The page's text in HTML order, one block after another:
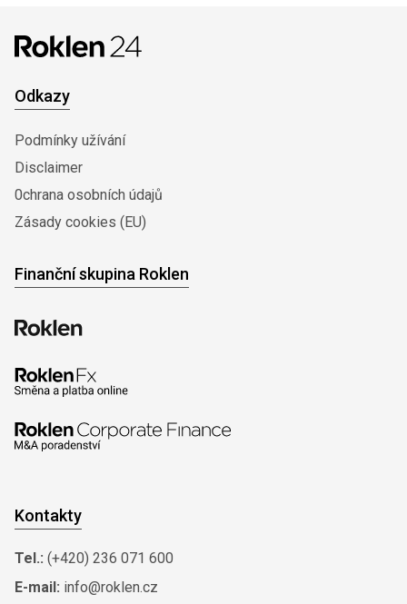
Odkazy
Podmínky užívání
Disclaimer
0chrana osobních údajů
Zásady cookies (EU)
Finanční skupina Roklen
Kontakty
Tel.: (+420) 236 071 600
E-mail: info@roklen.cz